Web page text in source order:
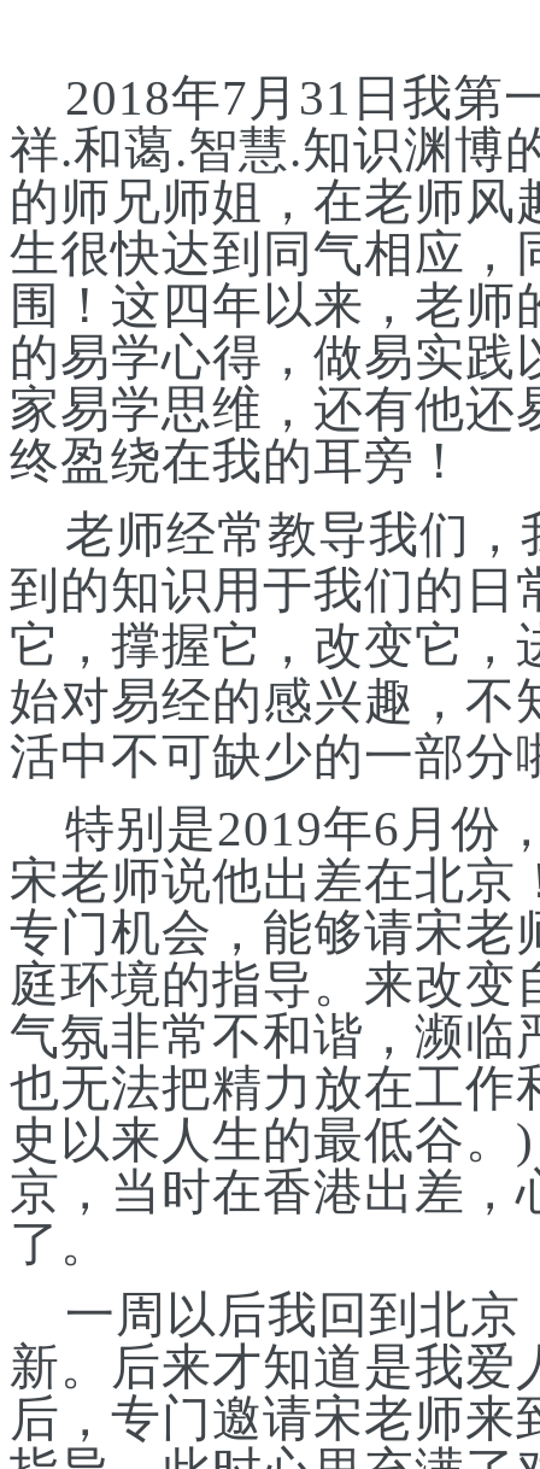
2018年7月31日我第
祥.和蔼.智慧.知识渊博
的师兄师姐，在老师风
生很快达到同气相应 ，
围！这四年以来，老
的易学心得，做易实践
家易学思维，还有他还
终盈绕在我的耳旁！
老师经常教导我们
到的知识用于我们的日
它，撑握它，改变它 ，
始对易经的感兴趣，不
活中不可缺少的一部分
特别是2019年6月份
宋老师说他出差在北京
专门机会，能够请宋老
庭环境的指导。来改
气氛非常不和谐，濒临
也无法把精力放在工作
史以来人生的最低谷
京，当时在香港出差，
了。
一周以后我回到北
新。后来才知道是我爱
后，专门邀请宋老师